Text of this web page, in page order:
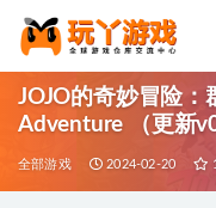
JOJO的奇妙冒险：
Adventure （更新
全部游戏 2024-02-20